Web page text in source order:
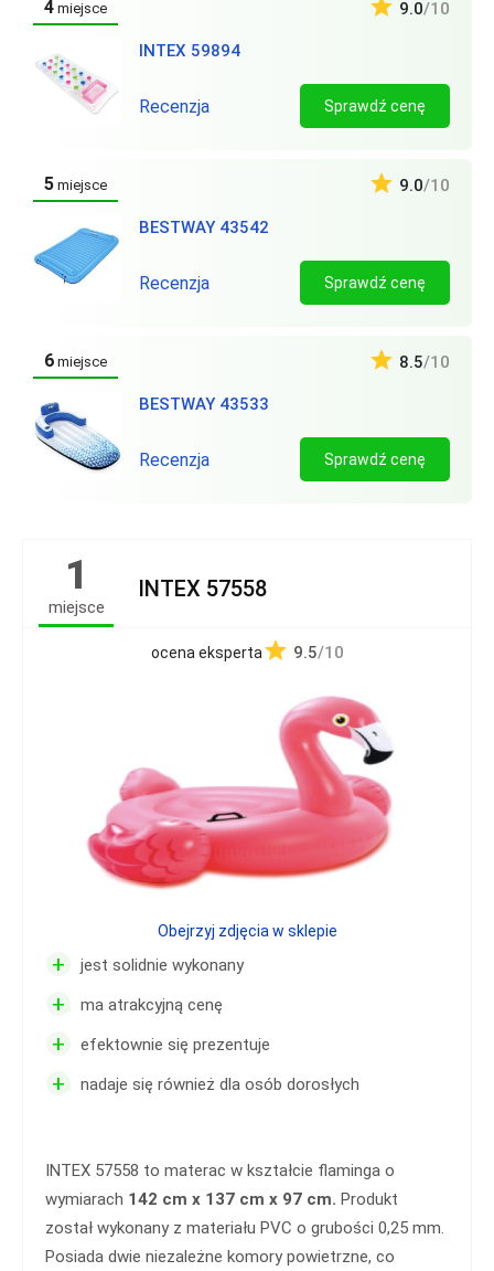
4 miejsce
INTEX 59894
9.0/10
Recenzja Sprawdź cenę
5 miejsce
BESTWAY 43542
9.0/10
Recenzja Sprawdź cenę
6 miejsce
BESTWAY 43533
8.5/10
Recenzja Sprawdź cenę
1
miejsce
INTEX 57558
ocena eksperta 9.5/10
+ jest solidnie wykonany
+ ma atrakcyjną cenę
+ efektownie się prezentuje
+ nadaje się również dla osób dorosłych
INTEX 57558 to materac w kształcie flaminga o
wymiarach 142 cm x 137 cm x 97 cm. Produkt
został wykonany z materiału PVC o grubości 0,25 mm.
Posiada dwie niezależne komory powietrzne, co
Obejrzyj zdjęcia w sklepie